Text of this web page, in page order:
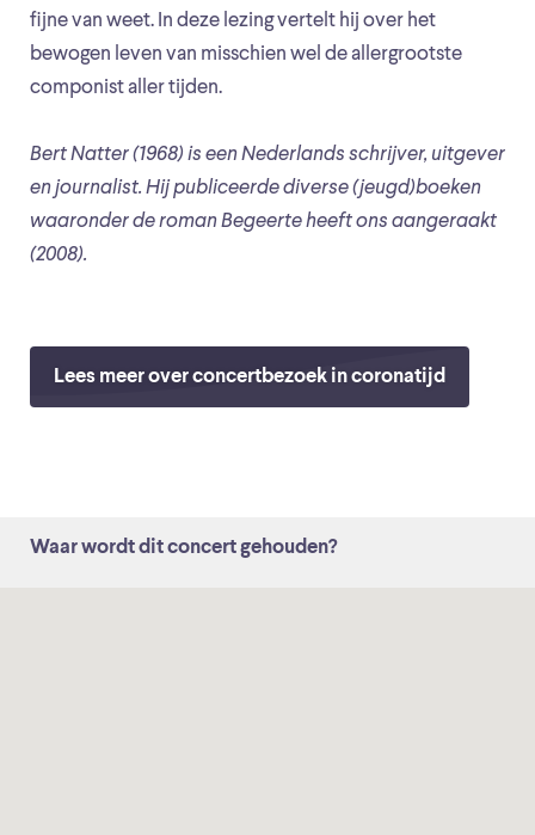
fijne van weet. In deze lezing vertelt hij over het
bewogen leven van misschien wel de allergrootste
componist aller tijden.
Bert Natter (1968) is een Nederlands schrijver, uitgever
en journalist. Hij publiceerde diverse (jeugd)boeken
waaronder de roman Begeerte heeft ons aangeraakt
(2008).
Lees meer over concertbezoek in coronatijd
Waar wordt dit concert gehouden?